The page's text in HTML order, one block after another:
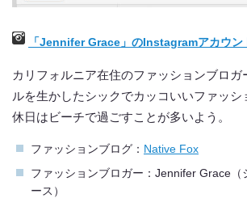
「Jennifer Grace」のInstagramアカウン
カリフォルニア在住のファッションブロガ
ルを生かしたシックでカッコいいファッシ
休日はビーチで過ごすことが多いよう。
ファッションブログ： Native Fox
ファッションブロガー：Jennifer Grace（
ース）